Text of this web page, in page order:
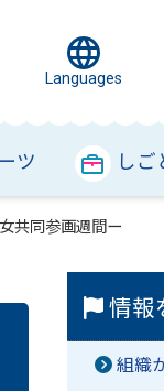
Languages
ツ しご
共同参画週間ー
情報
組織